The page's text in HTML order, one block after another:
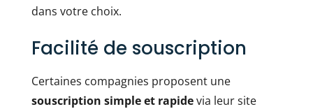
dans votre choix.
Facilité de souscription
Certaines compagnies proposent une
souscription simple et rapidevia leur site